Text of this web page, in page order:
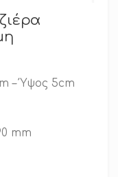
– Ύψος 5cm
mm